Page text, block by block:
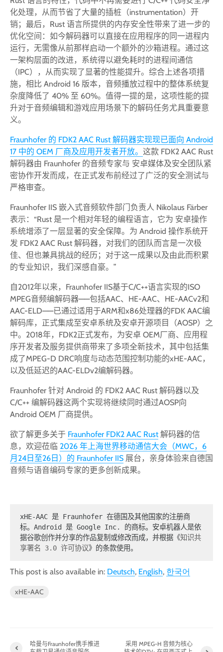
化处理，从而节省了大量的插桩（instrumentation）开
销；最后，Rust 语言所提供的内存安全性带来了进一步的
优化空间：如今解码器可以直接在应用程序的同一进程内
运行，无需像从前那样启动一个额外的沙箱进程。通过这
一架构层面的改进，系统得以避免耗时的进程间通信
（IPC），从而实现了显著的性能提升。综合上述各项措
施，相比 Android 16 版本，音频播放过程中的整体系统复
杂度降低了 40% 至 60%。值得一提的是，这项性能的提
升对于音频编辑和游戏应用场景下的解码任务尤具重要意
义。
Fraunhofer 的 FDK2 AAC Rust 解码器实现现已面向 Android
17 中的 OEM 厂商及应用开发者开放。 这款 FDK2 AAC Rust
解码器由 Fraunhofer 的音频专家与 安卓媒体及安全团队紧
密协作开发而成，在正式发布前经过了广泛的安全测试与
严格审查。
Fraunhofer IIS 嵌入式音频软件部门负责人 Nikolaus Färber
表示：“Rust 是一个相对年轻的编程语言，它为 安卓操作
系统增添了一层显著的安全保障。为 Android 操作系统开
发 FDK2 AAC Rust 解码器，对我们的团队而言是一次极
佳、但也兼具挑战的经历；对于这一成果以及由此而积累
的专业知识，我们深感自豪。”
自2012年以来，Fraunhofer IIS基于C/C++语言实现的ISO
MPEG音频编解码器——包括AAC、HE-AAC、HE-AACv2和
AAC-ELD——已通过适用于ARM和x86处理器的FDK AAC编
解码库，正式集成至安卓系统及安卓开源项目（AOSP）之
中。2018年，FDK2正式发布，为安卓 OEM厂商、应用程
序开发者及服务提供商带来了多项全新技术，其中包括集
成了MPEG-D DRC响度与动态范围控制功能的xHE-AAC，
以及低延迟的AAC-ELDv2编解码器。
Fraunhofer 针对 Android 的 FDK2 AAC Rust 解码器以及
C/C++ 编解码器这两个实现将继续同时通过AOSP向
Android OEM 厂商提供。
欲了解更多关于 Fraunhofer FDK2 AAC Rust解码器的信
息，欢迎莅临 2026 年上海世界移动通信大会（MWC，6
月24日至26日）的 Fraunhofer IIS 展台，亲身体验来自德国
音频与语音编码专家的更多创新成果。
xHE-AAC 是 Fraunhofer 在德国及其他国家的注册商
标。Android 是 Google Inc. 的商标。安卓机器人是依
据谷歌创作并分享的作品复制或修改而成，并根据《知识共
享署名 3.0 许可协议》的条款使用。
This post is also available in: Deutsch English 한국어
xHE-AAC
哈曼与Fraunhofer携手推进
采用 MPEG-H 音频为核心